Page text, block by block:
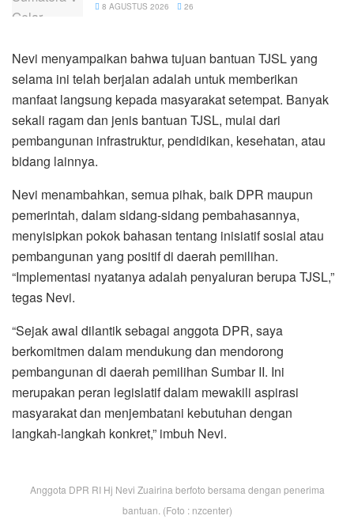
8 AGUSTUS 2026 26
Nevi menyampaikan bahwa tujuan bantuan TJSL yang
selama ini telah berjalan adalah untuk memberikan
manfaat langsung kepada masyarakat setempat. Banyak
sekali ragam dan jenis bantuan TJSL, mulai dari
pembangunan infrastruktur, pendidikan, kesehatan, atau
bidang lainnya.
Nevi menambahkan, semua pihak, baik DPR maupun
pemerintah, dalam sidang-sidang pembahasannya,
menyisipkan pokok bahasan tentang inisiatif sosial atau
pembangunan yang positif di daerah pemilihan.
“Implementasi nyatanya adalah penyaluran berupa TJSL,”
tegas Nevi.
“Sejak awal dilantik sebagai anggota DPR, saya
berkomitmen dalam mendukung dan mendorong
pembangunan di daerah pemilihan Sumbar II. Ini
merupakan peran legislatif dalam mewakili aspirasi
masyarakat dan menjembatani kebutuhan dengan
langkah-langkah konkret,” imbuh Nevi.
Anggota DPR RI Hj Nevi Zuairina berfoto bersama dengan penerima
bantuan. (Foto : nzcenter)